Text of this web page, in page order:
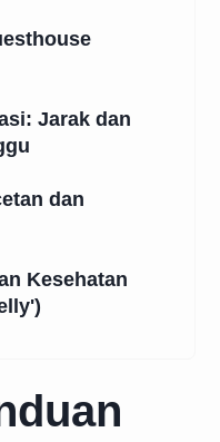
Jarak dan
dan
Kesehatan